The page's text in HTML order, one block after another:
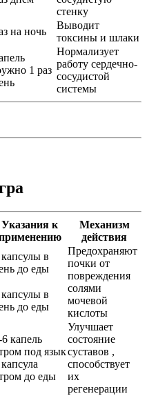
стенку
на ночь
Выводит
токсины и шлаки
1 раз
Нормализует
работу сердечно-
сосудистой
системы
Указания к
Механизм
действия
капсулы в
до еды
Предохраняют
почки от
повреждения
солями
мочевой
кислоты
капсулы в
до еды
капель
под язык
до еды
Улучшает
состояние
суставов ,
способствует
их
регенерации